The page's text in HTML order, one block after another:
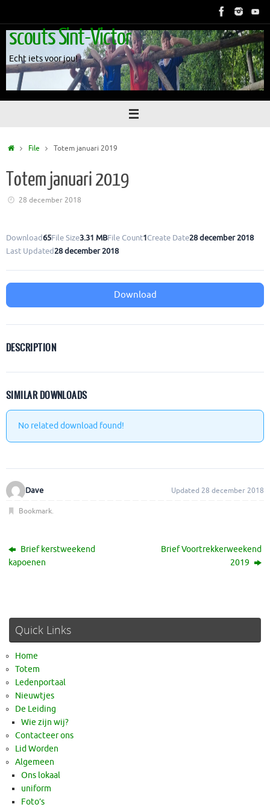
content
scouts Sint-Victor
Echt iets voor jou!
HomeFile Totem januari 2019
Totem januari 2019
28 december 2018
Download65File Size3.31 MBFile Count1Create Date28 december 2018
Last Updated28 december 2018
Download
DESCRIPTION
SIMILAR DOWNLOADS
No related download found!
Dave Updated 28 december 2018
Bookmark.
Brief kerstweekend
kapoenen
Brief Voortrekkerweekend
2019
Quick Links
Home
Totem
Ledenportaal
Nieuwtjes
De Leiding
Wie zijn wij?
Contacteer ons
Lid Worden
Algemeen
Ons lokaal
uniform
Foto’s